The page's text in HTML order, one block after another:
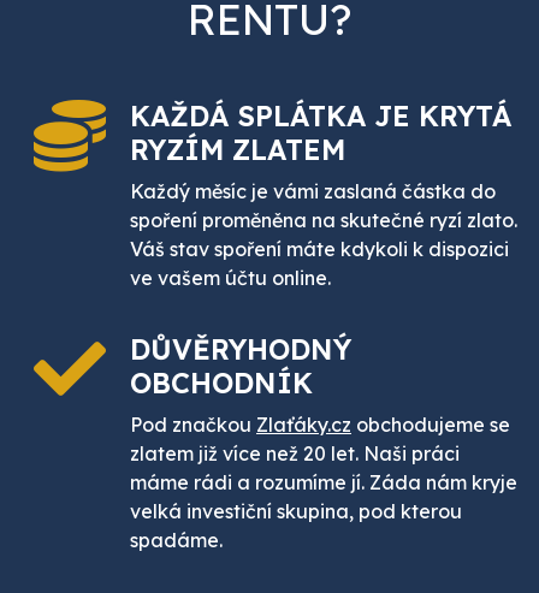
RENTU?
KAŽDÁ SPLÁTKA JE KRYTÁ
RYZÍM ZLATEM
Každý měsíc je vámi zaslaná částka do
spoření proměněna na skutečné ryzí zlato.
Váš stav spoření máte kdykoli k dispozici
ve vašem účtu online.
DŮVĚRYHODNÝ
OBCHODNÍK
Pod značkou Zlaťáky.cz obchodujeme se
zlatem již více než 20 let. Naši práci
máme rádi a rozumíme jí. Záda nám kryje
velká investiční skupina, pod kterou
spadáme.